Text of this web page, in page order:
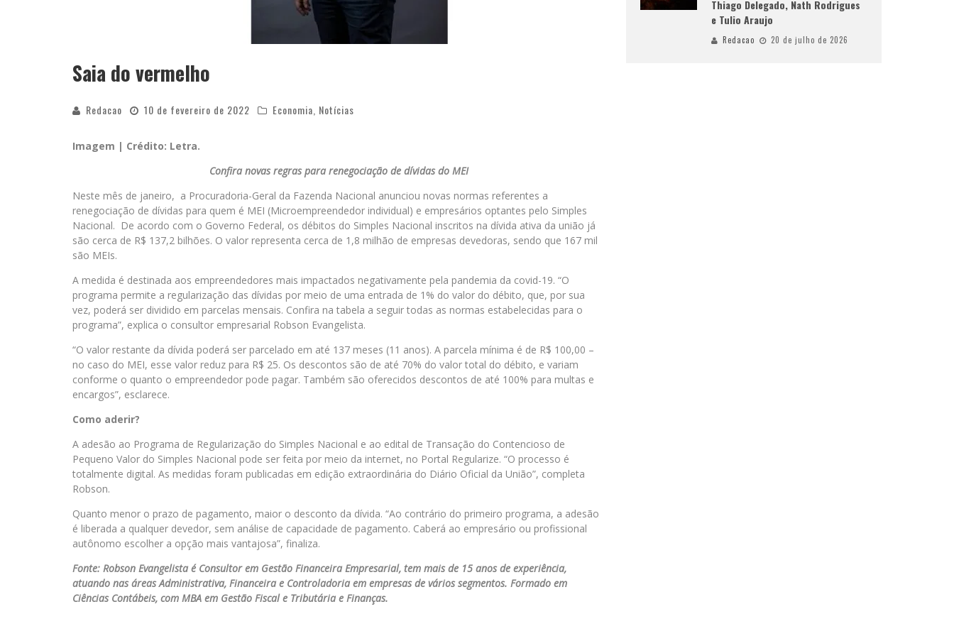
Saia do vermelho
Redacao 10 de fevereiro de 2022 Economia Notícias
Imagem | Crédito: Letra.
Confira novas regras para renegociação de dívidas do MEI
Neste mês de janeiro, a Procuradoria-Geral da Fazenda Nacional anunciou novas normas referentes a
renegociação de dívidas para quem é MEI (Microempreendedor individual) e empresários optantes pelo Simples
Nacional. De acordo com o Governo Federal, os débitos do Simples Nacional inscritos na dívida ativa da união já
são cerca de R$ 137,2 bilhões. O valor representa cerca de 1,8 milhão de empresas devedoras, sendo que 167 mil
são MEIs.
A medida é destinada aos empreendedores mais impactados negativamente pela pandemia da covid-19. “O
programa permite a regularização das dívidas por meio de uma entrada de 1% do valor do débito, que, por sua
vez, poderá ser dividido em parcelas mensais. Confira na tabela a seguir todas as normas estabelecidas para o
programa”, explica o consultor empresarial Robson Evangelista.
“O valor restante da dívida poderá ser parcelado em até 137 meses (11 anos). A parcela mínima é de R$ 100,00 –
no caso do MEI, esse valor reduz para R$ 25. Os descontos são de até 70% do valor total do débito, e variam
conforme o quanto o empreendedor pode pagar. Também são oferecidos descontos de até 100% para multas e
encargos”, esclarece.
Como aderir?
A adesão ao Programa de Regularização do Simples Nacional e ao edital de Transação do Contencioso de
Pequeno Valor do Simples Nacional pode ser feita por meio da internet, no Portal Regularize. “O processo é
totalmente digital. As medidas foram publicadas em edição extraordinária do Diário Oficial da União”, completa
Robson.
Quanto menor o prazo de pagamento, maior o desconto da dívida. “Ao contrário do primeiro programa, a adesão
é liberada a qualquer devedor, sem análise de capacidade de pagamento. Caberá ao empresário ou profissional
autônomo escolher a opção mais vantajosa”, finaliza.
Fonte: Robson Evangelista é Consultor em Gestão Financeira Empresarial, tem mais de 15 anos de experiência,
atuando nas áreas Administrativa, Financeira e Controladoria em empresas de vários segmentos. Formado em
Ciências Contábeis, com MBA em Gestão Fiscal e Tributária e Finanças.
Thiago Delegado, Nath Rodrigues
e Tulio Araujo
Redacao 20 de julho de 2026